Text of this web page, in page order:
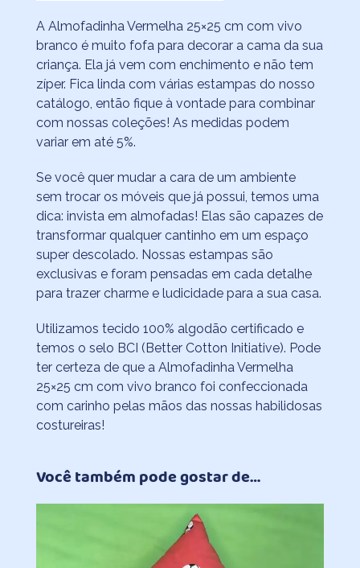
A Almofadinha Vermelha 25×25 cm com vivo
branco é muito fofa para decorar a cama da sua
criança. Ela já vem com enchimento e não tem
zíper. Fica linda com várias estampas do nosso
catálogo, então fique à vontade para combinar
com nossas coleções! As medidas podem
variar em até 5%.
Se você quer mudar a cara de um ambiente
sem trocar os móveis que já possui, temos uma
dica: invista em almofadas! Elas são capazes de
transformar qualquer cantinho em um espaço
super descolado. Nossas estampas são
exclusivas e foram pensadas em cada detalhe
para trazer charme e ludicidade para a sua casa.
Utilizamos tecido 100% algodão certificado e
temos o selo BCI (Better Cotton Initiative). Pode
ter certeza de que a Almofadinha Vermelha
25×25 cm com vivo branco foi confeccionada
com carinho pelas mãos das nossas habilidosas
costureiras!
Você também pode gostar de…